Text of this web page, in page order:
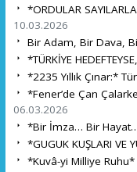
*ORDULAR
10.03.2026
Bir Adam, Bir Dava,
*TÜRKİYE
*2235 Yıllık Çınar:*
*Fener’de Çan
06.03.2026
*Bir İmza… Bir
*GUGUK KUŞLARI VE
*Kuvâ-yi Milliye Ruhu*